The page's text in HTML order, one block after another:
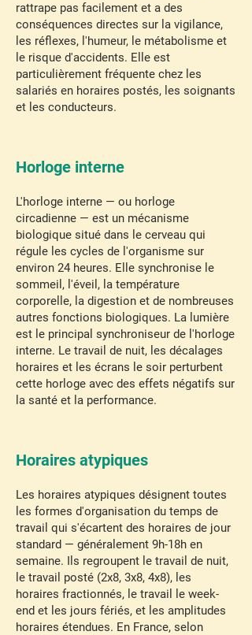
rattrape pas facilement et a des
conséquences directes sur la vigilance,
les réflexes, l'humeur, le métabolisme et
le risque d'accidents. Elle est
particulièrement fréquente chez les
salariés en horaires postés, les soignants
et les conducteurs.
Horloge interne
L'horloge interne — ou horloge
circadienne — est un mécanisme
biologique situé dans le cerveau qui
régule les cycles de l'organisme sur
environ 24 heures. Elle synchronise le
sommeil, l'éveil, la température
corporelle, la digestion et de nombreuses
autres fonctions biologiques. La lumière
est le principal synchroniseur de l'horloge
interne. Le travail de nuit, les décalages
horaires et les écrans le soir perturbent
cette horloge avec des effets négatifs sur
la santé et la performance.
Horaires atypiques
Les horaires atypiques désignent toutes
les formes d'organisation du temps de
travail qui s'écartent des horaires de jour
standard — généralement 9h-18h en
semaine. Ils regroupent le travail de nuit,
le travail posté (2x8, 3x8, 4x8), les
horaires fractionnés, le travail le week-
end et les jours fériés, et les amplitudes
horaires étendues. En France, selon